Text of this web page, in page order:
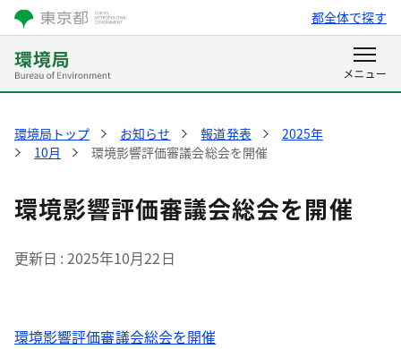
都全体で探す
環境局トップ お知らせ 報道発表
2025年
10月
環境影響評価審議会総会を開催
環境影響評価審議会総会を開催
更新日 2025年10月22日
環境影響評価審議会総会を開催